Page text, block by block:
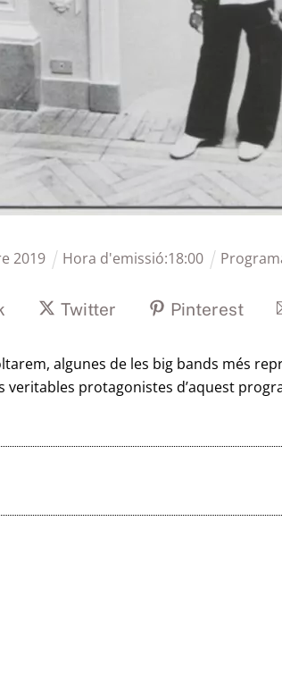
2019 Hora d'emissió:18:00
Twitter Pinterest
algunes de les big bands més
veritables protagonistes d’aquest